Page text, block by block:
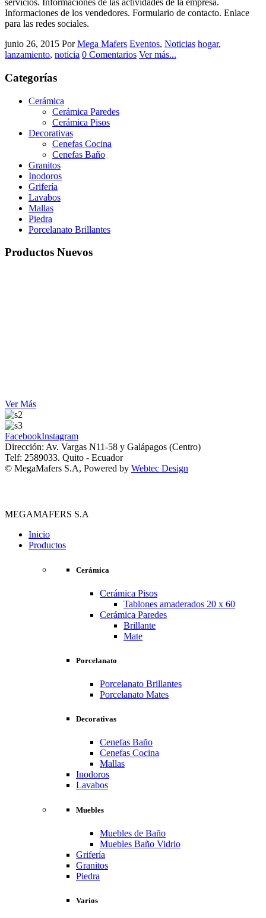
servicios. Informaciones de las actividades de la empresa.
Informaciones de los vendedores. Formulario de contacto. Enlace
para las redes sociales.
junio 26, 2015 PorMega Mafers Eventos, Noticias hogar,
lanzamiento, noticia 0 Comentarios Ver más...
Categorías
Cerámica
Cerámica Paredes
Cerámica Pisos
Decorativas
Cenefas Cocina
Cenefas Baño
Granitos
Inodoros
Grifería
Lavabos
Mallas
Piedra
Porcelanato Brillantes
Productos Nuevos
Ver Más
FacebookInstagram
Dirección: Av. Vargas N11-58 y Galápagos (Centro)
Telf: 2589033. Quito - Ecuador
© MegaMafers S.A, Powered by Webtec Design
MEGAMAFERS S.A
Inicio
Productos
Cerámica
Cerámica Pisos
Tablones amaderados 20 x 60
Cerámica Paredes
Brillante
Mate
Porcelanato
Porcelanato Brillantes
Porcelanato Mates
Decorativas
Cenefas Baño
Cenefas Cocina
Mallas
Inodoros
Lavabos
Muebles
Muebles de Baño
Muebles Baño Vidrio
Grifería
Granitos
Piedra
Varios